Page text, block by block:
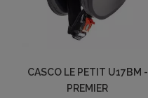
CASCO LE PETIT U17BM -
PREMIER